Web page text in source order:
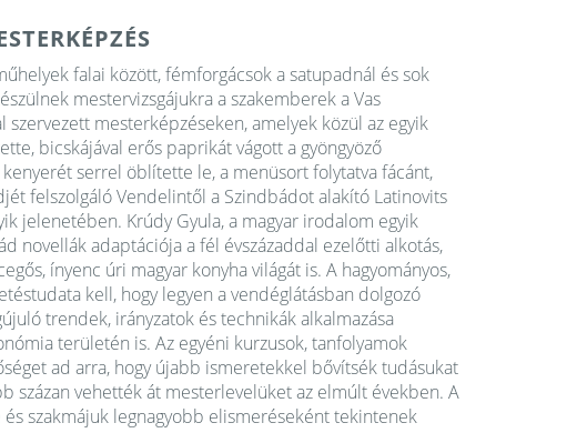
falai között, fémforgácsok a satupadnál és sok
mestervizsgájukra a szakemberek a Vas
mesterképzéseken, amelyek közül az egyik
bicskájával erős paprikát vágott a gyöngyöző
serrel öblítette le, a menüsort folytatva fácánt,
felszolgáló Vendelintől a Szindbádot alakító Latinovits
jelenetében. Krúdy Gyula, a magyar irodalom egyik
novellák adaptációja a fél évszázaddal ezelőtti alkotás,
ínyenc úri magyar konyha világát is. A hagyományos,
kell, hogy legyen a vendéglátásban dolgozó
trendek, irányzatok és technikák alkalmazása
területén is. Az egyéni kurzusok, tanfolyamok
ad arra, hogy újabb ismeretekkel bővítsék tudásukat
százan vehették át mesterlevelüket az elmúlt években. A
szakmájuk legnagyobb elismeréseként tekintenek